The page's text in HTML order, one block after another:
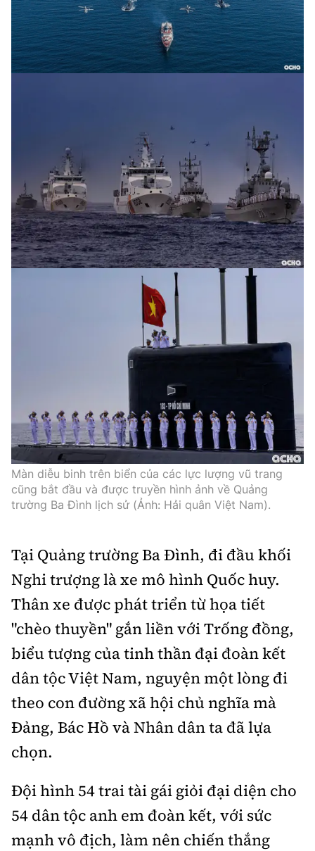
Màn diễu binh trên biển của các lực lượng vũ trang
cũng bắt đầu và được truyền hình ảnh về Quảng
trường Ba Đình lịch sử (Ảnh: Hải quân Việt Nam).
Tại Quảng trường Ba Đình, đi đầu khối
Nghi trượng là xe mô hình Quốc huy.
Thân xe được phát triển từ họa tiết
"chèo thuyền" gắn liền với Trống đồng,
biểu tượng của tinh thần đại đoàn kết
dân tộc Việt Nam, nguyện một lòng đi
theo con đường xã hội chủ nghĩa mà
Đảng, Bác Hồ và Nhân dân ta đã lựa
chọn.
Đội hình 54 trai tài gái giỏi đại diện cho
54 dân tộc anh em đoàn kết, với sức
mạnh vô địch, làm nên chiến thắng